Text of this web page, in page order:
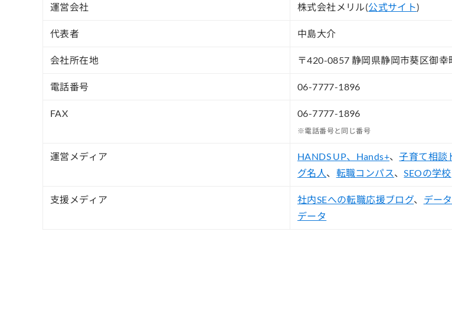
運営会社 株式会社メリル(公式サイト)
代表者 中島大介
会社所在地 〒420-0857 静岡県静岡市葵区御
電話番号 06-7777-1896
FAX 06-7777-1896
※電話番号と同じ番号
運営メディア HANDS UP、Hands+、子育て相談
グ名人 、 転職コンパス 、 SEOの学校
支援メディア 社内SEへの転職応援ブログ、 デー
データ